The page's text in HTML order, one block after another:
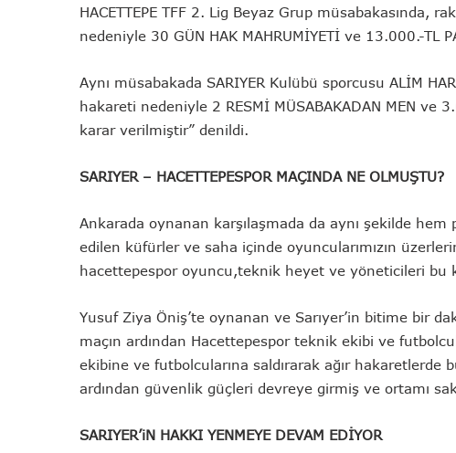
HACETTEPE TFF 2. Lig Beyaz Grup müsabakasında,
nedeniyle 30 GÜN HAK MAHRUMİYETİ ve 13.000.-TL
Aynı müsabakada SARIYER Kulübü sporcusu ALİM
hakareti nedeniyle 2 RESMİ MÜSABAKADAN MEN ve
karar verilmiştir” denildi.
SARIYER – HACETTEPESPOR MAÇINDA NE OLMUŞTU?
Ankarada oynanan karşılaşmada da aynı şekilde
edilen küfürler ve saha içinde oyuncularımızın
hacettepespor oyuncu,teknik heyet ve yöneticileri bu
Yusuf Ziya Öniş’te oynanan ve Sarıyer’in bitime bir
maçın ardından Hacettepespor teknik ekibi ve
ekibine ve futbolcularına saldırarak ağır hakaretlerde
ardından güvenlik güçleri devreye girmiş ve ortamı
SARIYER’iN HAKKI YENMEYE DEVAM EDİYOR